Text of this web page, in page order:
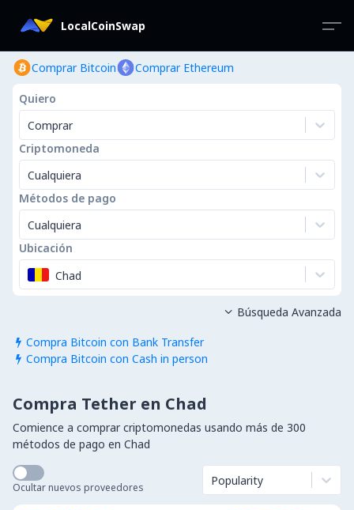
LocalCoinSwap
Comprar Bitcoin Comprar Ethereum
Quiero
Comprar
Criptomoneda
Cualquiera
Métodos de pago
Cualquiera
Ubicación
Chad
 Compra Bitcoin con Bank Transfer
 Compra Bitcoin con Cash in person
 Búsqueda Avanzada
Compra Tether en Chad
Comience a comprar criptomonedas usando más de 300
métodos de pago en Chad
Ocultar nuevos proveedores Popularity